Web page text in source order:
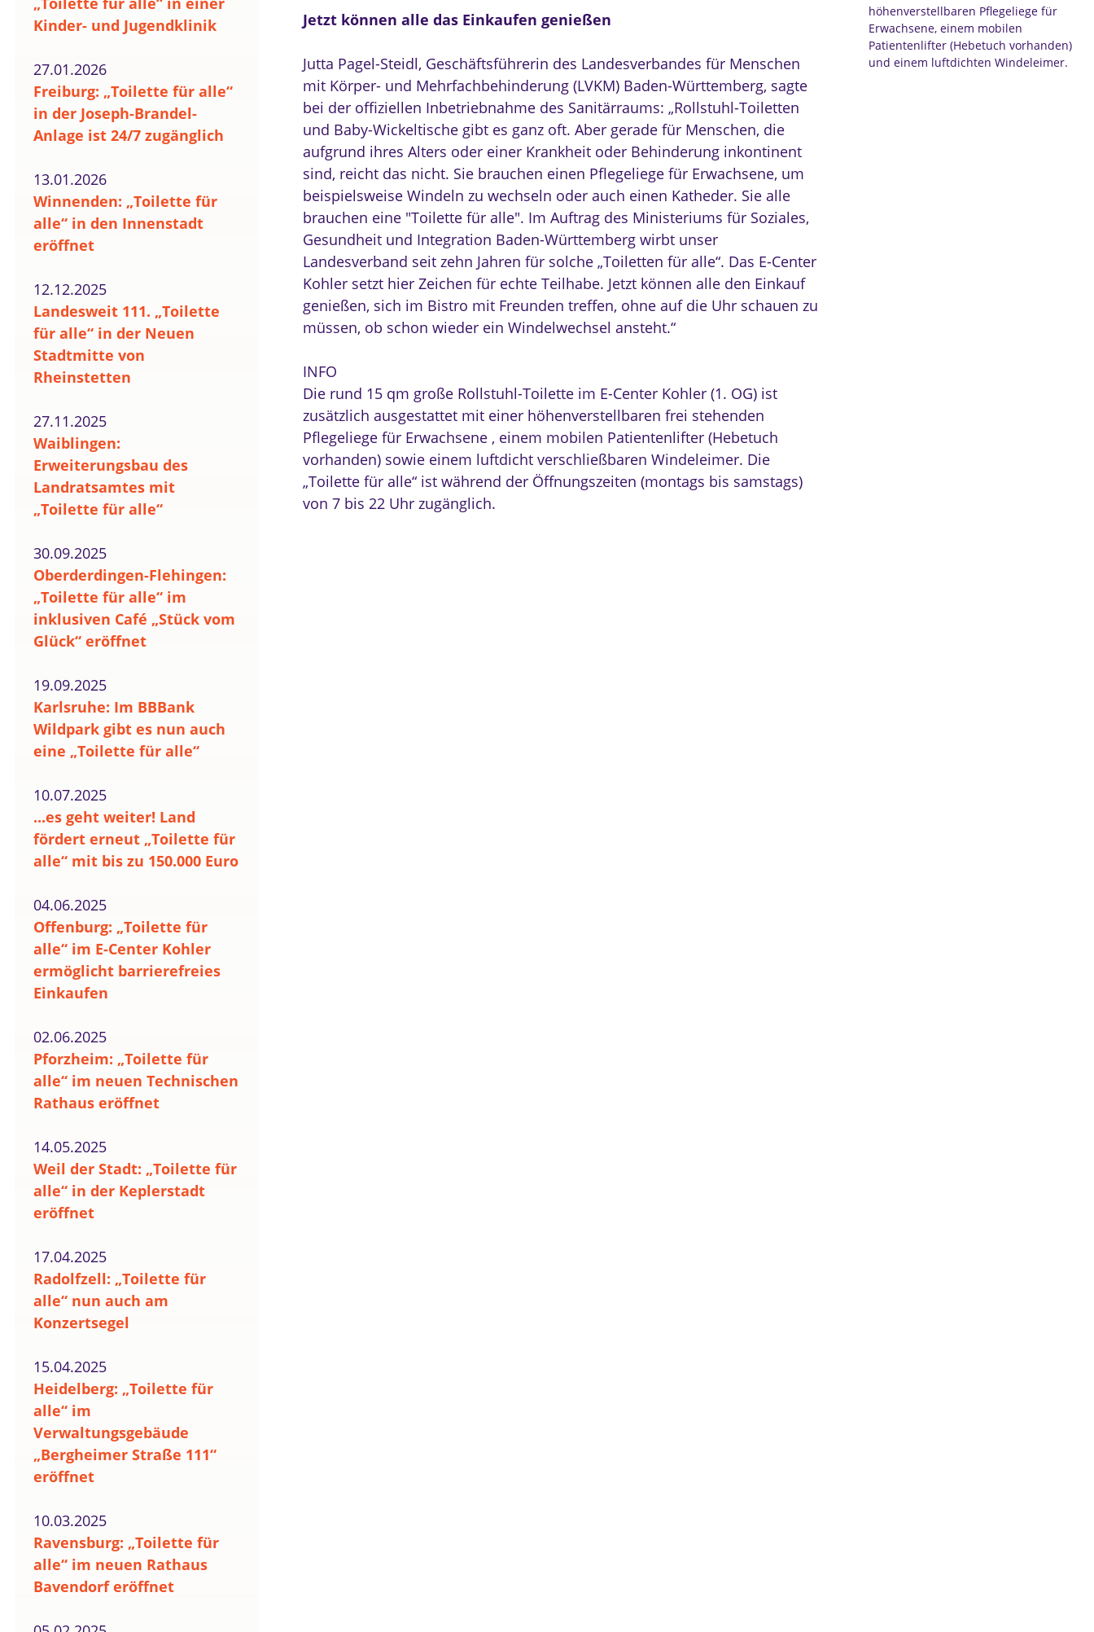
Kinder- und Jugendklinik
27.01.2026
Freiburg: „Toilette für alle“
in der Joseph-Brandel-
Anlage ist 24/7 zugänglich
13.01.2026
Winnenden: „Toilette für
alle“ in den Innenstadt
eröffnet
12.12.2025
Landesweit 111. „Toilette
für alle“ in der Neuen
Stadtmitte von
Rheinstetten
27.11.2025
Waiblingen:
Erweiterungsbau des
Landratsamtes mit
„Toilette für alle“
30.09.2025
Oberderdingen-Flehingen:
„Toilette für alle“ im
inklusiven Café „Stück vom
Glück“ eröffnet
19.09.2025
Karlsruhe: Im BBBank
Wildpark gibt es nun auch
eine „Toilette für alle“
10.07.2025
...es geht weiter! Land
fördert erneut „Toilette für
alle“ mit bis zu 150.000 Euro
04.06.2025
Offenburg: „Toilette für
alle“ im E-Center Kohler
ermöglicht barrierefreies
Einkaufen
02.06.2025
Pforzheim: „Toilette für
alle“ im neuen Technischen
Rathaus eröffnet
14.05.2025
Weil der Stadt: „Toilette für
alle“ in der Keplerstadt
eröffnet
17.04.2025
Radolfzell: „Toilette für
alle“ nun auch am
Konzertsegel
15.04.2025
Heidelberg: „Toilette für
alle“ im
Verwaltungsgebäude
„Bergheimer Straße 111“
eröffnet
10.03.2025
Ravensburg: „Toilette für
alle“ im neuen Rathaus
Bavendorf eröffnet
Jetzt können alle das Einkaufen genießen
Jutta Pagel-Steidl, Geschäftsführerin des Landesverbandes für Menschen
mit Körper- und Mehrfachbehinderung (LVKM) Baden-Württemberg, sagte
bei der offiziellen Inbetriebnahme des Sanitärraums: „Rollstuhl-Toiletten
und Baby-Wickeltische gibt es ganz oft. Aber gerade für Menschen, die
aufgrund ihres Alters oder einer Krankheit oder Behinderung inkontinent
sind, reicht das nicht. Sie brauchen einen Pflegeliege für Erwachsene, um
beispielsweise Windeln zu wechseln oder auch einen Katheder. Sie alle
brauchen eine "Toilette für alle". Im Auftrag des Ministeriums für Soziales,
Gesundheit und Integration Baden-Württemberg wirbt unser
Landesverband seit zehn Jahren für solche „Toiletten für alle“. Das E-Center
Kohler setzt hier Zeichen für echte Teilhabe. Jetzt können alle den Einkauf
genießen, sich im Bistro mit Freunden treffen, ohne auf die Uhr schauen zu
müssen, ob schon wieder ein Windelwechsel ansteht.“
INFO
Die rund 15 qm große Rollstuhl-Toilette im E-Center Kohler (1. OG) ist
zusätzlich ausgestattet mit einer höhenverstellbaren frei stehenden
Pflegeliege für Erwachsene , einem mobilen Patientenlifter (Hebetuch
vorhanden) sowie einem luftdicht verschließbaren Windeleimer. Die
„Toilette für alle“ ist während der Öffnungszeiten (montags bis samstags)
von 7 bis 22 Uhr zugänglich.
höhenverstellbaren Pflegeliege für
Erwachsene, einem mobilen
Patientenlifter (Hebetuch vorhanden)
und einem luftdichten Windeleimer.